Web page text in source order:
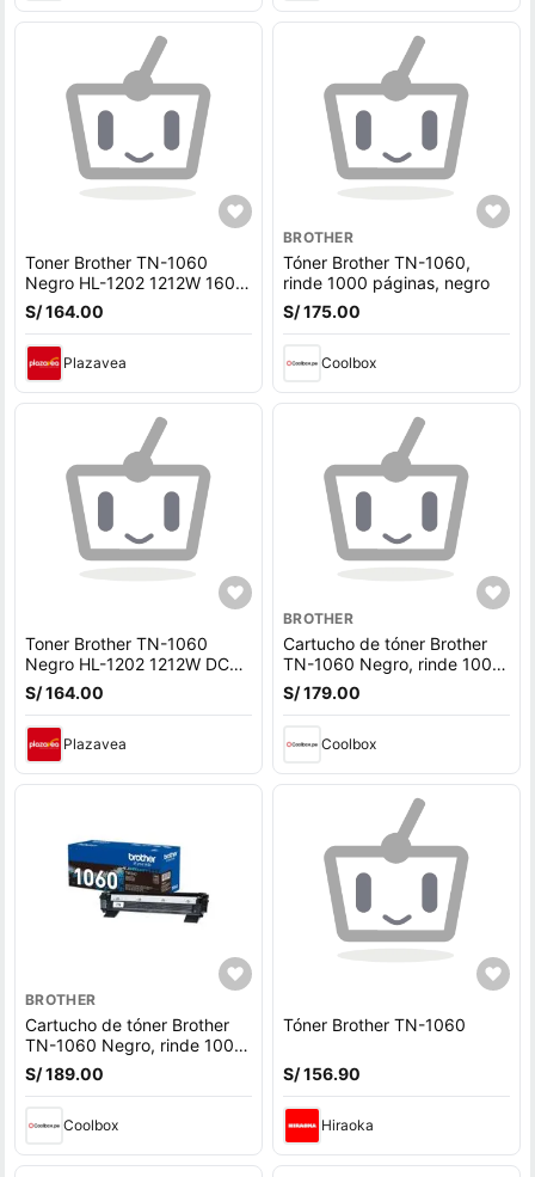
Toner Brother TN-1060
Negro HL-1202 1212W 1602
1617NW Original
S/ 164.00
Plazavea
BROTHER
Tóner Brother TN-1060,
rinde 1000 páginas, negro
S/ 175.00
Coolbox
Toner Brother TN-1060
Negro HL-1202 1212W DCP-
1602 1617NW Original
S/ 164.00
Plazavea
BROTHER
Cartucho de tóner Brother
TN-1060 Negro, rinde 1000
páginas
S/ 179.00
Coolbox
BROTHER
Cartucho de tóner Brother
TN-1060 Negro, rinde 1000
páginas
S/ 189.00
Coolbox
Tóner Brother TN-1060
S/ 156.90
Hiraoka